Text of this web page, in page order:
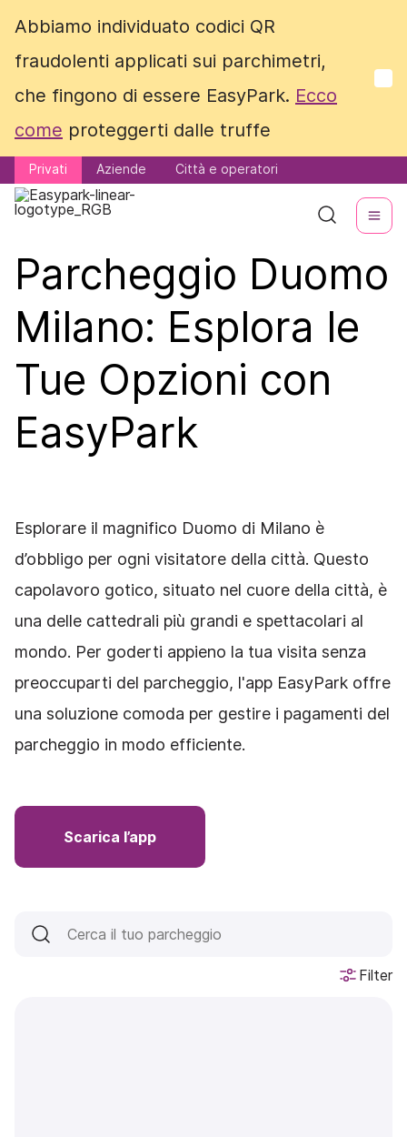
Abbiamo individuato codici QR
fraudolenti applicati sui parchimetri,
che fingono di essere EasyPark. Ecco
come proteggerti dalle truffe
Privati Aziende Città e operatori
Abbiamo individuato codici QR
fraudolenti applicati sui parchimetri,
che fingono di essere EasyPark. Ecco
come proteggerti dalle truffe
Privati Aziende Città e operatori
Parcheggio Duomo
Milano: Esplora le
Tue Opzioni con
EasyPark
Esplorare il magnifico Duomo di Milano è
d’obbligo per ogni visitatore della città. Questo
capolavoro gotico, situato nel cuore della città, è
una delle cattedrali più grandi e spettacolari al
mondo. Per goderti appieno la tua visita senza
preoccuparti del parcheggio, l'app EasyPark offre
una soluzione comoda per gestire i pagamenti del
parcheggio in modo efficiente.
Scarica l’app
Filter